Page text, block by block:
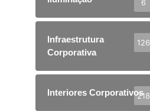
6
Infraestrutura
Corporativa
126
Interiores Corporativos218